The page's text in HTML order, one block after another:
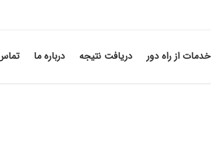
خدمات از راه دور دریافت نتیجه درباره ما